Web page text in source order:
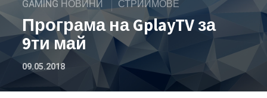
GAMING НОВИНИ СТРИИМОВЕ
Програма на GplayTV за
9ти май
09.05.2018